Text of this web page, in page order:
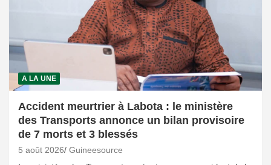
A LA UNE
Accident meurtrier à Labota : le ministère
des Transports annonce un bilan provisoire
de 7 morts et 3 blessés
5 août 2026 Guineesource